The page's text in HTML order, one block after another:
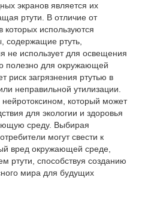
экранов является их
ртути. В отличие от
которых используются
ртуть,
не использует для освещения
полезно для окружающей
риск загрязнения ртутью в
неправильной утилизации.
который может
для экологии и здоровья
среду. Выбирая
могут свести к
вред окружающей среде,
ртути, способствуя созданию
мира для будущих